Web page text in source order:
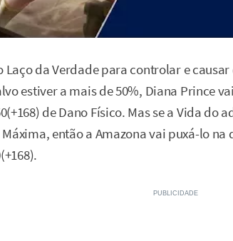
Laço da Verdade para controlar e
estiver a mais de 50%, Diana Prince
de Dano Físico. Mas se a Vida do
então a Amazona vai puxá-lo